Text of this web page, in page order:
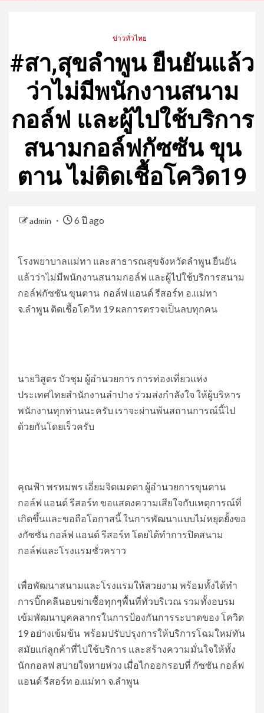
ข่าวทั่วไทย
#สา,สุขลำพูน ยืนยันแล้ว
ว่าไม่มีพนักงานสนาม
กอล์ฟ และผู้ไปใช้บริการ
สนามกอล์ฟกัซซัน ขุน
ตาน ไม่ติดเชื้อโควิด19
admin 6 ปี ago
โรงพยาบาลแม่ทา และสาธารณสุขจังหวัดลำพูน ยืนยัน
แล้วว่าไม่มีพนักงานสนามกอล์ฟ และผู้ไปใช้บริการสนาม
กอล์ฟกัซซัน ขุนตาน กอล์ฟ แอนด์ รีสอร์ท อ.แม่ทา
จ.ลำพูน ติดเชื้อโควิท 19 ผลการตรวจเป็นลบทุกคน
นายวิสูตร บัวชุม ผู้อำนวยการ การท่องเที่ยวแห่ง
ประเทศไทยสำนักงานลำปาง ร่วมส่งกำลังใจ ให้ผู้บริหาร
พนักงานทุกท่านนะครับ เราจะผ่านพ้นสถานการณ์นี้ไป
ด้วยกันโดยเร็วครับ
คุณฟ้า พรหมพร เอี่ยมจิตเมตตา ผู้อำนวยการขุนตาน
กอล์ฟ แอนด์ รีสอร์ท ขอแสดงความเสียใจกับเหตุการณ์ที่
เกิดขึ้นและขอถือโอกาสนี้ ในการพัฒนาแบบไม่หยุดยั้งขอ
งกัซซัน กอล์ฟ แอนด์ รีสอร์ท โดยได้ทำการปิดสนาม
กอล์ฟและโรงแรมชั่วคราว
เพื่อพัฒนาสนามและโรงแรมให้สวยงาม พร้อมทั้งได้ทำ
การบิ๊กคลีนอบฆ่าเชื้อทุกๆพื้นที่ทั่วบริเวณ รวมทั้งอบรม
เข้มพัฒนาบุคคลากรในการป้องกันการระบาดของ โควิด
19 อย่างเข้มข้น พร้อมปรับปรุงการให้บริการโฉมใหม่ทัน
สมัยแก่ลูกค้าที่ไปใช้บริการ และสร้างความมั่นใจให้ทั้ง
นักกอลฟ สบายใจหายห่วง เมื่อไกออกรอบที่ กัซซัน กอล์ฟ
แอนด์ รีสอร์ท อ.แม่ทา จ.ลำพูน